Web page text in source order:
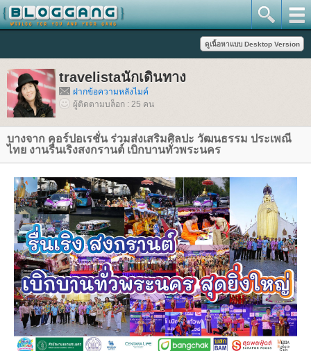
travelistaนักเดินทาง
ฝากข้อความหลังไมค์
ผู้ติดตามบล็อก : 25 คน
บางจาก คอร์ปอเรชั่น ร่วมส่งเสริมศิลปะ วัฒนธรรม ประเพณี
ไทย งานรื่นเริงสงกรานต์ เบิกบานทั่วพระนคร